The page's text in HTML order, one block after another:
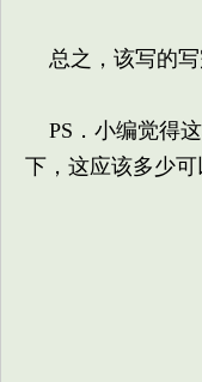
总之，该写的写
PS．小编觉得
下，这应该多少